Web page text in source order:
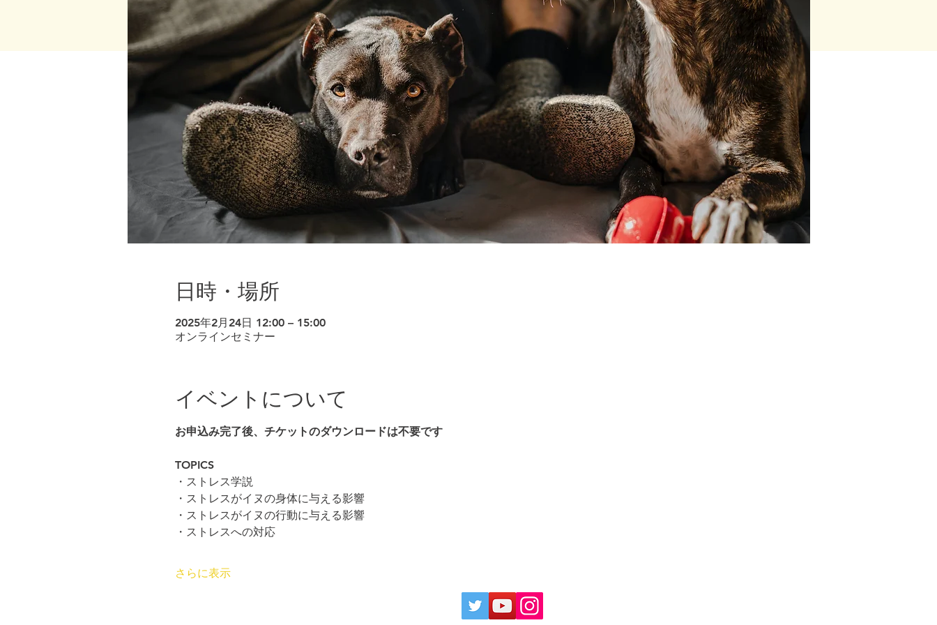
日時・場所
2025年2月24日 12:00 – 15:00
オンラインセミナー
イベントについて
お申込み完了後、チケットのダウンロードは不要です
TOPICS
・ストレス学説
・ストレスがイヌの身体に与える影響
・ストレスがイヌの行動に与える影響
・ストレスへの対応
さらに表示